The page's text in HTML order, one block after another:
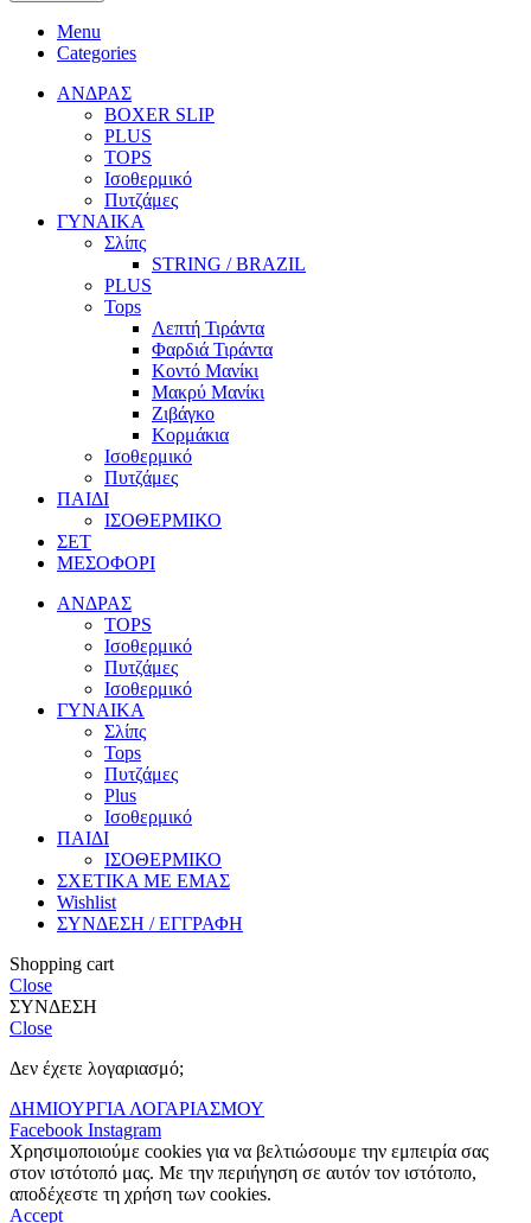
Menu
Categories
ΑΝΔΡΑΣ
BOXER SLIP
PLUS
TOPS
Ισοθερμικό
Πυτζάμες
ΓΥΝΑΙΚΑ
Σλίπς
STRING / BRAZIL
PLUS
Tops
Λεπτή Τιράντα
Φαρδιά Τιράντα
Κοντό Μανίκι
Μακρύ Μανίκι
Ζιβάγκο
Κορμάκια
Ισοθερμικό
Πυτζάμες
ΠΑΙΔΙ
ΙΣΟΘΕΡΜΙΚΟ
ΣΕΤ
ΜΕΣΟΦΟΡΙ
ΑΝΔΡΑΣ
TOPS
Ισοθερμικό
Πυτζάμες
Ισοθερμικό
ΓΥΝΑΙΚΑ
Σλίπς
Tops
Πυτζάμες
Plus
Ισοθερμικό
ΠΑΙΔΙ
ΙΣΟΘΕΡΜΙΚΟ
ΣΧΕΤΙΚΑ ΜΕ ΕΜΑΣ
Wishlist
ΣΥΝΔΕΣΗ / ΕΓΓΡΑΦΗ
Shopping cart
Close
ΣΥΝΔΕΣΗ
Close
Δεν έχετε λογαριασμό;
ΔΗΜΙΟΥΡΓΙΑ ΛΟΓΑΡΙΑΣΜΟΥ
Facebook Instagram
Χρησιμοποιούμε cookies για να βελτιώσουμε την εμπειρία σας
στον ιστότοπό μας. Με την περιήγηση σε αυτόν τον ιστότοπο,
αποδέχεστε τη χρήση των cookies.
Accept